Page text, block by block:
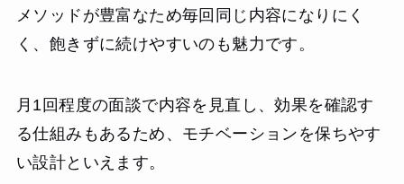
メソッドが豊富なため毎回同じ内容になりにく
く、飽きずに続けやすいのも魅力です。
月1回程度の面談で内容を見直し、効果を確認す
る仕組みもあるため、モチベーションを保ちやす
い設計といえます。